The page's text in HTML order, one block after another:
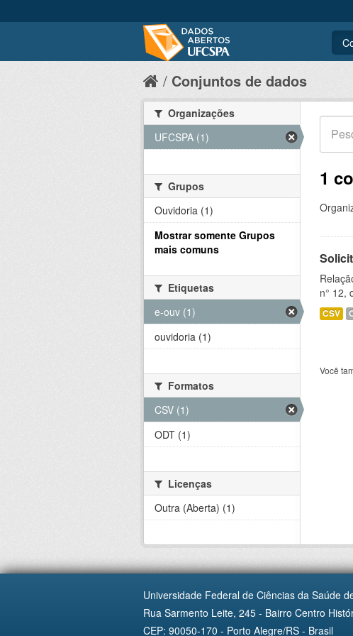
Conjuntos de dados
1
n° 12,
CSV
Você
Organizações
UFCSPA (1)
Grupos
Ouvidoria (1)
Mostrar somente Grupos
mais comuns
Etiquetas
e-ouv (1)
ouvidoria (1)
Formatos
CSV (1)
ODT (1)
Licenças
Outra (Aberta) (1)
Universidade Federal de Ciências da Saúde
Rua Sarmento Leite, 245 - Bairro Centro
CEP: 90050-170 - Porto Alegre/RS - Brasil